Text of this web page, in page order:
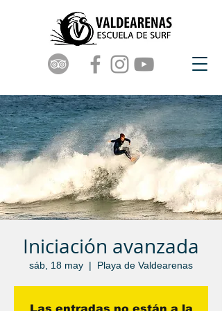
Iniciación avanzada
sáb, 18 may
  |
Playa de Valdearenas
Las entradas no están a la